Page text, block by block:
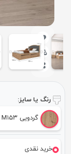
رنگ یا سایز:
گردویی M۱۵۳
خرید نقدی